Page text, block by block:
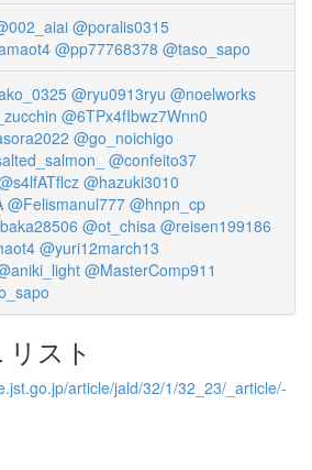
@poralis0315
@pp77768378 @taso_sapo
@ryu0913ryu @noelworks
@6TPx4fIbwz7Wnn0
@go_noichigo
@confeito37
@hazuki3010
@Felismanul777 @hnpn_cp
@ot_chisa @reisen199186
@yuri12march13
@MasterComp911
スト
article/jald/32/1/32_23/_article/-